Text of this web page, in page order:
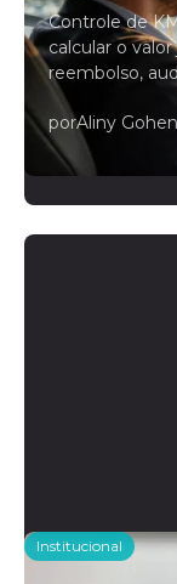
Controle de
calcular o
reembolso,
porAliny
Leia mais →
Institucional